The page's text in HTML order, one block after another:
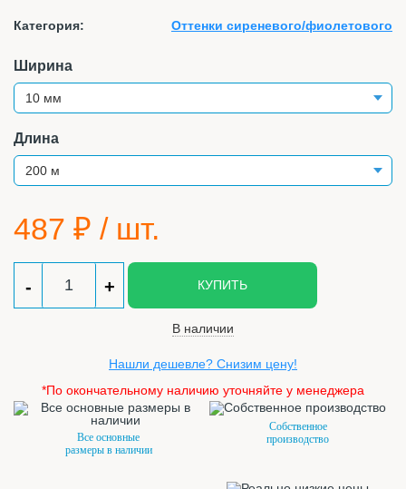
Категория: Оттенки сиреневого/фиолетового
Ширина
Длина
487 ₽ / шт.
- + КУПИТЬ
В наличии
Нашли дешевле? Снизим цену!
*По окончательному наличию уточняйте у менеджера
Все основные
размеры в наличии
Собственное
производство